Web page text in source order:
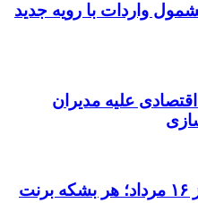
واردات با رویه جدید
علیه مدیران
قیمت جهانی نفت امروز ۱۶ مرداد؛ هر بشکه برنت